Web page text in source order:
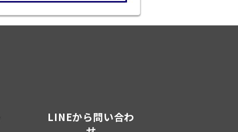
LINEから問い合わ